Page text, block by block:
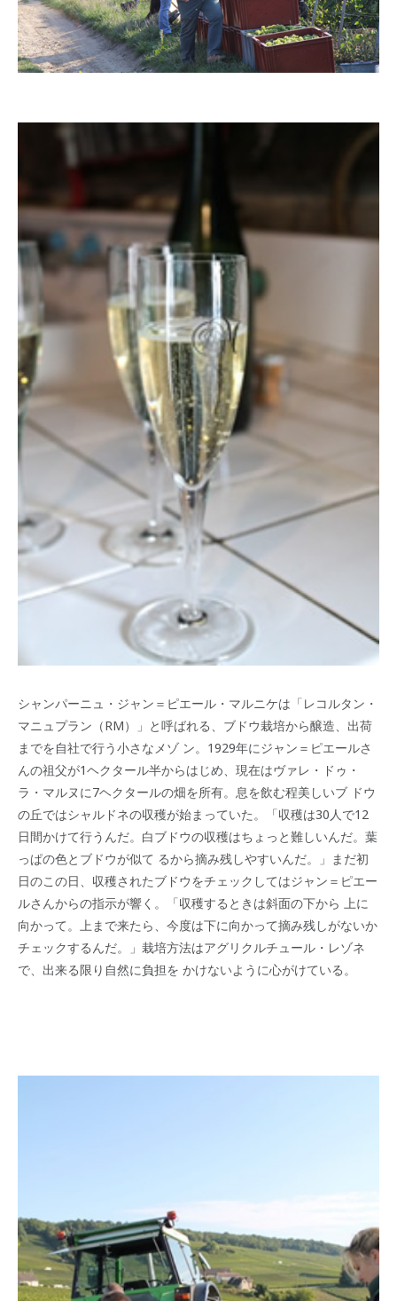
シャンパーニュ・ジャン＝ピエール・マルニケは「レコルタン・
マニュプラン（RM）」と呼ばれる、ブドウ栽培から醸造、出荷
までを自社で行う小さなメゾ ン。1929年にジャン＝ピエールさ
んの祖父が1ヘクタール半からはじめ、現在はヴァレ・ドゥ・
ラ・マルヌに7ヘクタールの畑を所有。息を飲む程美しいブ ドウ
の丘ではシャルドネの収穫が始まっていた。「収穫は30人で12
日間かけて行うんだ。白ブドウの収穫はちょっと難しいんだ。葉
っぱの色とブドウが似て るから摘み残しやすいんだ。」まだ初
日のこの日、収穫されたブドウをチェックしてはジャン＝ピエー
ルさんからの指示が響く。「収穫するときは斜面の下から 上に
向かって。上まで来たら、今度は下に向かって摘み残しがないか
チェックするんだ。」栽培方法はアグリクルチュール・レゾネ
で、出来る限り自然に負担を かけないように心がけている。